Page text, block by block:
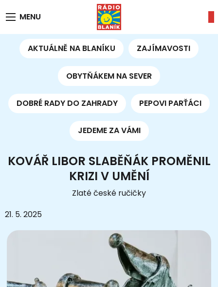
MENU
AKTUÁLNĚ NA BLANÍKU ZAJÍMAVOSTI
OBYTŇÁKEM NA SEVER
DOBRÉ RADY DO ZAHRADY PEPOVI PARŤÁCI
JEDEME ZA VÁMI
KOVÁŘ LIBOR SLABĚŇÁK PROMĚNIL
KRIZI V UMĚNÍ
Zlaté české ručičky
21. 5. 2025